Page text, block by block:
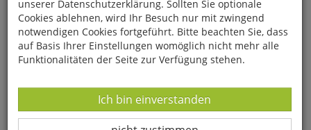
Alpaka Sneaker-Socken Mid-Cut weiß
unserer Datenschutzerklärung. Sollten Sie optionale
Cookies ablehnen, wird Ihr Besuch nur mit zwingend
notwendigen Cookies fortgeführt. Bitte beachten Sie, dass
auf Basis Ihrer Einstellungen womöglich nicht mehr alle
Funktionalitäten der Seite zur Verfügung stehen.
Datenverarbeitung -
Ich bin einverstanden